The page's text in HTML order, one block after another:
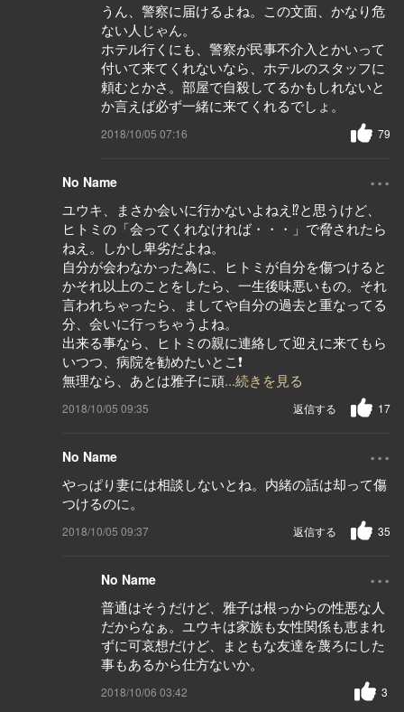
うん、警察に届けるよね。この文面、かなり危
ない人じゃん。
ホテル行くにも、警察が民事不介入とかいって
付いて来てくれないなら、ホテルのスタッフに
頼むとかさ。部屋で自殺してるかもしれないと
か言えば必ず一緒に来てくれるでしょ。
2018/10/05 07:16 79
No Name ...
ユウキ、まさか会いに行かないよねえ⁉️と思うけど、
ヒトミの「会ってくれなければ・・・」で脅されたら
ねえ。しかし卑劣だよね。
自分が会わなかった為に、ヒトミが自分を傷つけると
かそれ以上のことをしたら、一生後味悪いもの。それ
言われちゃったら、ましてや自分の過去と重なってる
分、会いに行っちゃうよね。
出来る事なら、ヒトミの親に連絡して迎えに来てもら
いつつ、病院を勧めたいとこ❗️
無理なら、あとは雅子に頑...続きを見る
2018/10/05 09:35 17
返信する
No Name ...
やっぱり妻には相談しないとね。内緒の話は却って傷
つけるのに。
2018/10/05 09:37 35
返信する
No Name ...
普通はそうだけど、雅子は根っからの性悪な人
だからなぁ。ユウキは家族も女性関係も恵まれ
ずに可哀想だけど、まともな友達を蔑ろにした
事もあるから仕方ないか。
2018/10/06 03:42 3